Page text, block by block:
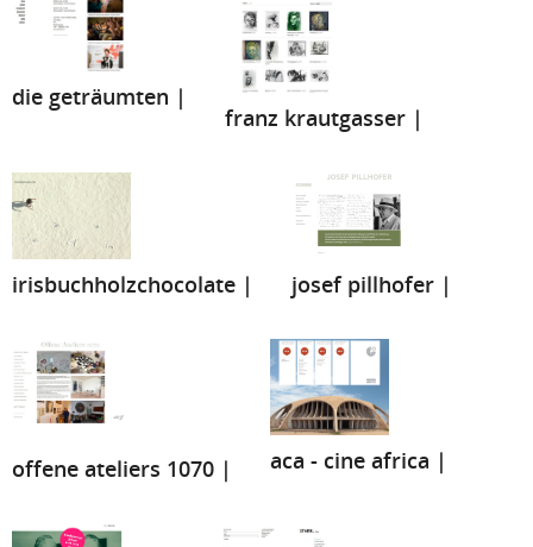
die geträumten |
franz krautgasser |
irisbuchholzchocolate | josef pillhofer |
offene ateliers 1070 | aca - cine africa |